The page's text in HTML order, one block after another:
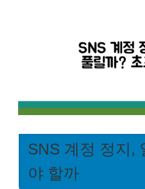
SNS 계정 정지,
야 할까